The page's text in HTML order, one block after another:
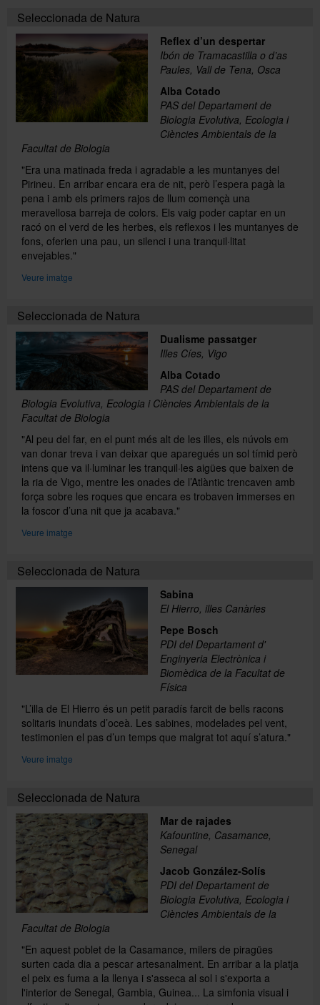
Seleccionada de Natura
Reflex d’un despertar
Ibón de Tramacastilla o d’as
Paules, Vall de Tena, Osca
Alba Cotado
PAS del Departament de
Biologia Evolutiva, Ecologia i
Ciències Ambientals de la
Facultat de Biologia
"Era una matinada freda i agradable a les muntanyes del
Pirineu. En arribar encara era de nit, però l’espera pagà la
pena i amb els primers rajos de llum començà una
meravellosa barreja de colors. Els vaig poder captar en un
racó on el verd de les herbes, els reflexos i les muntanyes de
fons, oferien una pau, un silenci i una tranquil·litat
envejables."
Veure imatge
Seleccionada de Natura
Dualisme passatger
Illes Cíes, Vigo
Alba Cotado
PAS del Departament de
Biologia Evolutiva, Ecologia i Ciències Ambientals de la
Facultat de Biologia
"Al peu del far, en el punt més alt de les illes, els núvols em
van donar treva i van deixar que aparegués un sol tímid però
intens que va il·luminar les tranquil·les aigües que baixen de
la ria de Vigo, mentre les onades de l’Atlàntic trencaven amb
força sobre les roques que encara es trobaven immerses en
la foscor d’una nit que ja acabava."
Veure imatge
Seleccionada de Natura
Sabina
El Hierro, illes Canàries
Pepe Bosch
PDI del Departament d'
Enginyeria Electrònica i
Biomèdica de la Facultat de
Física
"L’illa de El Hierro és un petit paradís farcit de bells racons
solitaris inundats d’oceà. Les sabines, modelades pel vent,
testimonien el pas d’un temps que malgrat tot aquí s’atura."
Veure imatge
Seleccionada de Natura
Mar de rajades
Kafountine, Casamance,
Senegal
Jacob González-Solís
PDI del Departament de
Biologia Evolutiva, Ecologia i
Ciències Ambientals de la
Facultat de Biologia
"En aquest poblet de la Casamance, milers de piragües
surten cada dia a pescar artesanalment. En arribar a la platja
el peix es fuma a la llenya i s'asseca al sol i s'exporta a
l'interior de Senegal, Gambia, Guinea... La simfonia visual i